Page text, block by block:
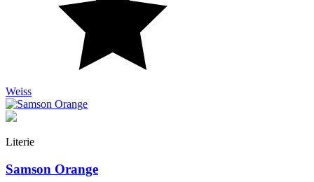
Weiss
Literie
Samson Orange